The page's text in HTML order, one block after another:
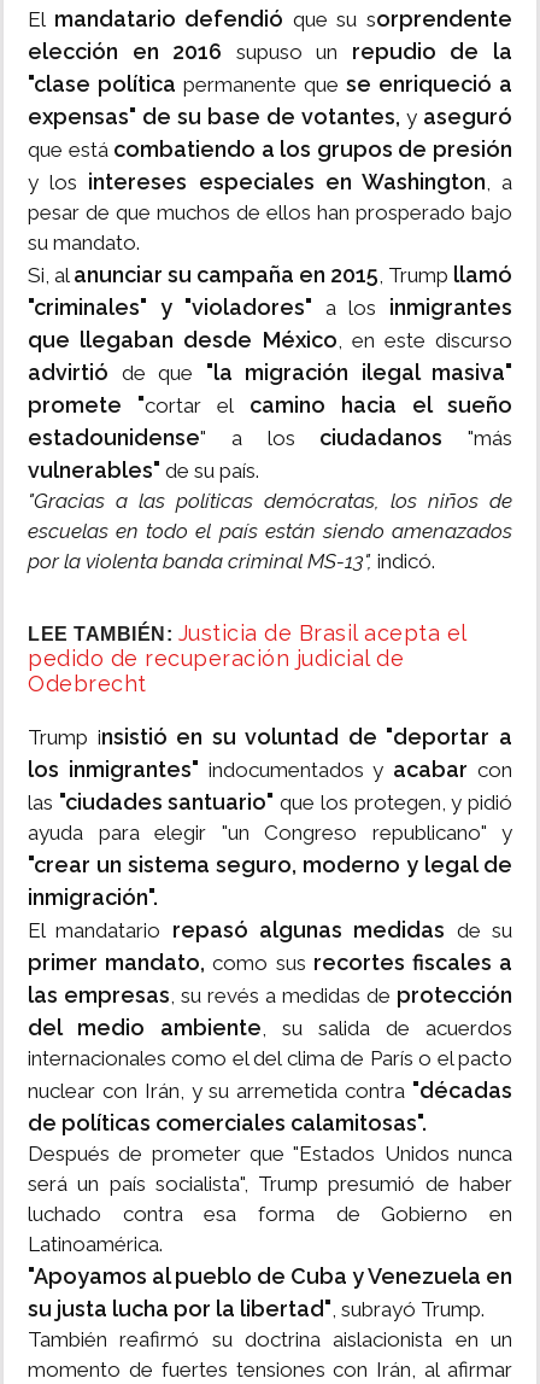
El mandatario defendió que su sorprendente
elección en 2016 supuso un repudio de la
"clase política permanente que se enriqueció a
expensas" de su base de votantes, y aseguró
que está combatiendo a los grupos de presión
y los intereses especiales en Washington, a
pesar de que muchos de ellos han prosperado bajo
su mandato.
Si, al anunciar su campaña en 2015, Trump llamó
"criminales" y "violadores" a los inmigrantes
que llegaban desde México, en este discurso
advirtió de que "la migración ilegal masiva"
promete "cortar el camino hacia el sueño
estadounidense" a los ciudadanos "más
vulnerables" de su país.
"Gracias a las políticas demócratas, los niños de
escuelas en todo el país están siendo amenazados
por la violenta banda criminal MS-13", indicó.
LEE TAMBIÉN: Justicia de Brasil acepta el
pedido de recuperación judicial de
Odebrecht
Trump insistió en su voluntad de "deportar a
los inmigrantes" indocumentados y acabarcon
las "ciudades santuario"que los protegen, y pidió
ayuda para elegir "un Congreso republicano" y
"crear un sistema seguro, moderno y legal de
inmigración".
El mandatario repasó algunas medidas de su
primer mandato, como sus recortes fiscales a
las empresas, su revés a medidas de protección
del medio ambiente, su salida de acuerdos
internacionales como el del clima de París o el pacto
nuclear con Irán, y su arremetida contra "décadas
de políticas comerciales calamitosas".
Después de prometer que "Estados Unidos nunca
será un país socialista", Trump presumió de haber
luchado contra esa forma de Gobierno en
Latinoamérica.
"Apoyamos al pueblo de Cuba y Venezuela en
su justa lucha por la libertad", subrayó Trump.
También reafirmó su doctrina aislacionista en un
momento de fuertes tensiones con Irán, al afirmar